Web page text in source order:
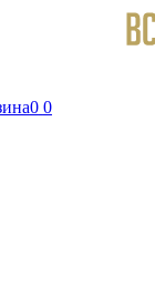
0 0